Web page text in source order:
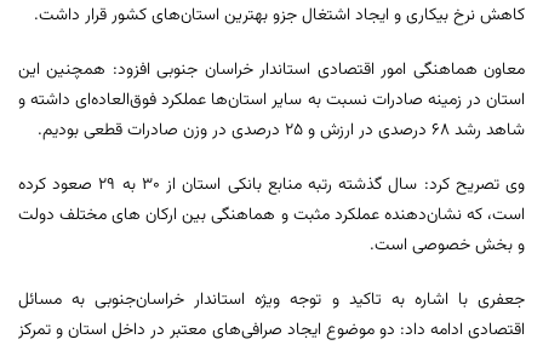
کاهش نرخ بیکاری و ایجاد اشتغال جزو بهترین استان‌های کشور قرار داشت.
معاون هماهنگی امور اقتصادی استاندار خراسان جنوبی افزود: همچنین این
استان در زمینه صادرات نسبت به سایر استان‌ها عملکرد فوق‌العاده‌ای داشته و
شاهد رشد ۶۸ درصدی در ارزش و ۲۵ درصدی در وزن صادرات قطعی بودیم.
وی تصریح کرد: سال گذشته رتبه منابع بانکی استان از ۳۰ به ۲۹ صعود کرده
است، که نشان‌دهنده عملکرد مثبت و هماهنگی بین ارکان های مختلف دولت
و بخش خصوصی است.
جعفری با اشاره به تاکید و توجه ویژه استاندار خراسان‌جنوبی به مسائل
اقتصادی ادامه داد: دو موضوع ایجاد صرافی‌های معتبر در داخل استان و تمرکز